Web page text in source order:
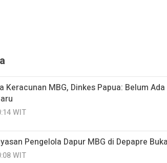
Keracunan MBG, Dinkes Papua: Belum Ada
WIT
Pengelola Dapur MBG di Depapre
WIT